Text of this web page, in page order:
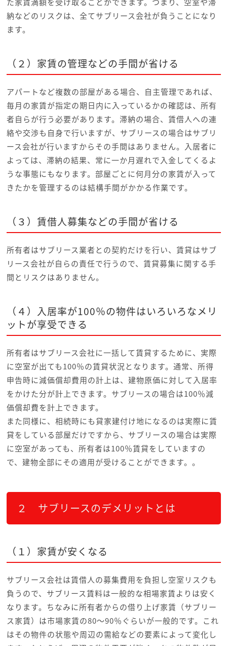
納などのリスクは、全てサブリース会社が負うことになり
ます。
（２）家賃の管理などの手間が省ける
アパートなど複数の部屋がある場合、自主管理であれば、
毎月の家賃が指定の期日内に入っているかの確認は、所有
者自らが行う必要があります。滞納の場合、賃借人への連
絡や交渉も自身で行いますが、サブリースの場合はサブリ
ース会社が行いますからその手間はありません。入居者に
よっては、滞納の結果、常に一か月遅れで入金してくるよ
うな事態にもなります。部屋ごとに何月分の家賃が入って
きたかを管理するのは結構手間がかかる作業です。
（３）賃借人募集などの手間が省ける
所有者はサブリース業者との契約だけを行い、賃貸はサブ
リース会社が自らの責任で行うので、賃貸募集に関する手
間とリスクはありません。
（４）入居率が100％の物件はいろいろなメリ
ットが享受できる
所有者はサブリース会社に一括して賃貸するために、実際
に空室が出ても100％の賃貸状況となります。通常、所得
申告時に減価償却費用の計上は、建物原価に対して入居率
をかけた分が計上できます。サブリースの場合は100％減
価償却費を計上できます。
また同様に、相続時にも貸家建付け地になるのは実際に賃
貸をしている部屋だけですから、サブリースの場合は実際
に空室があっても、所有者は100％賃貸をしていますの
で、建物全部にその適用が受けることができます。。
２ サブリースのデメリットとは
（１）家賃が安くなる
サブリース会社は賃借人の募集費用を負担し空室リスクも
負うので、サブリース賃料は一般的な相場家賃よりは安く
なります。ちなみに所有者からの借り上げ家賃（サブリー
ス家賃）は市場家賃の80～90％ぐらいが一般的です。これ
はその物件の状態や周辺の需給などの要素によって変化し